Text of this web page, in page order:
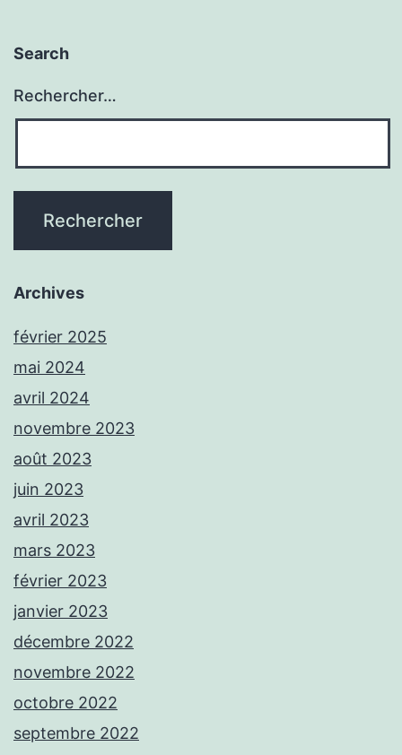
Search
Rechercher…
Archives
février 2025
mai 2024
avril 2024
novembre 2023
août 2023
juin 2023
avril 2023
mars 2023
février 2023
janvier 2023
décembre 2022
novembre 2022
octobre 2022
septembre 2022